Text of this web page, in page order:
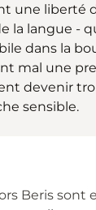
une liberté
la langue -
dans la
mal une
devenir
sensible.
Beris sont